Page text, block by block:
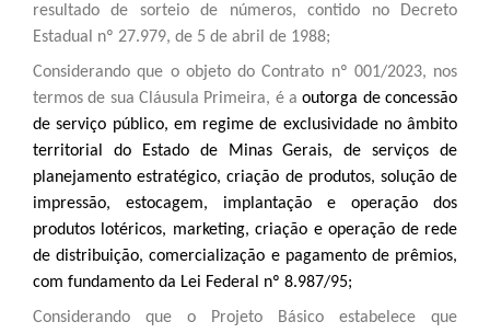
resultado de sorteio de números, contido no Decreto
Estadual nº 27.979, de 5 de abril de 1988;
Considerando que o objeto do Contrato nº 001/2023, nos
termos de sua Cláusula Primeira, é aoutorga de concessão
de serviço público, em regime de exclusividade no âmbito
territorial do Estado de Minas Gerais, de serviços de
planejamento estratégico, criação de produtos, solução de
impressão, estocagem, implantação e operação dos
produtos lotéricos, marketing, criação e operação de rede
de distribuição, comercialização e pagamento de prêmios,
com fundamento da Lei Federal nº 8.987/95;
Considerando que o Projeto Básico estabelece que